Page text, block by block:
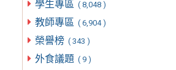
學生專區 ( 8,048 )
教師專區 ( 6,904 )
榮譽榜 ( 343 )
外食議題 ( 9 )